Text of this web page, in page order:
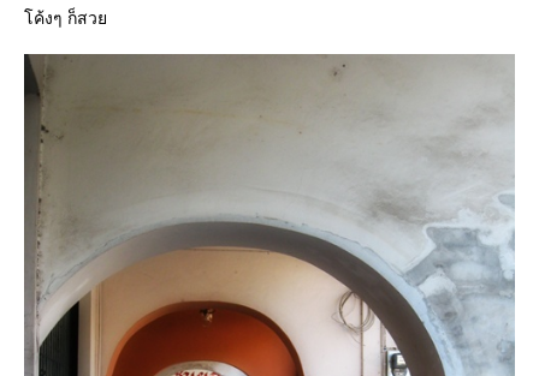
ค้งๆ ก็สว